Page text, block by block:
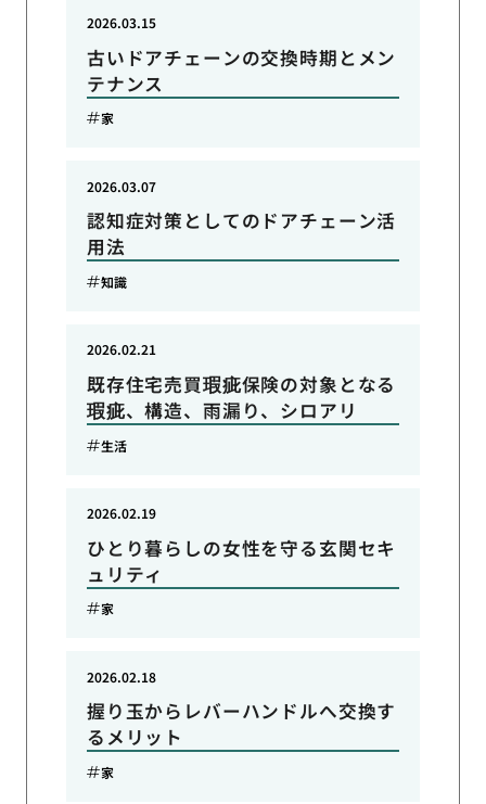
古いドアチェーンの交換時期とメン
テナンス
2026.03.15
家
認知症対策としてのドアチェーン活
用法
2026.03.07
知識
既存住宅売買瑕疵保険の対象となる
瑕疵、構造、雨漏り、シロアリ
2026.02.21
生活
ひとり暮らしの女性を守る玄関セキ
ュリティ
2026.02.19
家
握り玉からレバーハンドルへ交換す
るメリット
2026.02.18
家